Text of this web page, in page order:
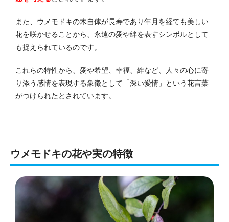
また、ウメモドキの木自体が長寿であり年月を経ても美しい
花を咲かせることから、永遠の愛や絆を表すシンボルとして
も捉えられているのです。
これらの特性から、愛や希望、幸福、絆など、人々の心に寄
り添う感情を表現する象徴として「深い愛情」という花言葉
がつけられたとされています。
ウメモドキの花や実の特徴